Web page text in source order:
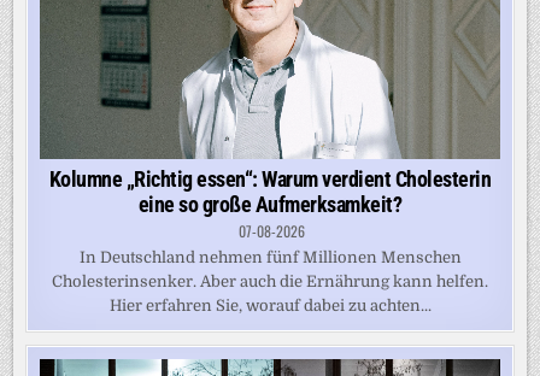
Kolumne „Richtig essen“: Warum verdient Cholesterin
eine so große Aufmerksamkeit?
07-08-2026
In Deutschland nehmen fünf Millionen Menschen
Cholesterinsenker. Aber auch die Ernährung kann helfen.
Hier erfahren Sie, worauf dabei zu achten...